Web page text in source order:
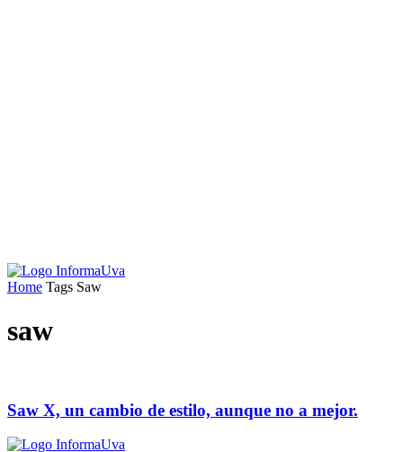
Home Tags Saw
saw
Saw X, un cambio de estilo, aunque no a mejor.